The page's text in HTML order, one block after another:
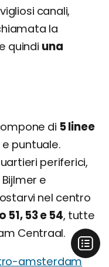
canali,
la
quindi una
di 5 linee
puntuale.
periferici,
e
nel centro
51, 53 e 54, tutte
Centraal.
amsterdam